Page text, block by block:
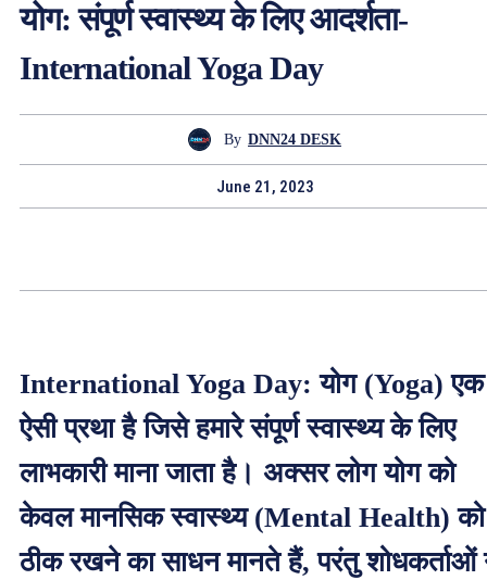
योग: संपूर्ण स्वास्थ्य के लिए आदर्शता-
International Yoga Day
By DNN24 DESK
June 21, 2023
International Yoga Day: योग (Yoga) एक
ऐसी प्रथा है जिसे हमारे संपूर्ण स्वास्थ्य के लिए
लाभकारी माना जाता है। अक्सर लोग योग को
केवल मानसिक स्वास्थ्य (Mental Health) को
ठीक रखने का साधन मानते हैं, परंतु शोधकर्ताओं